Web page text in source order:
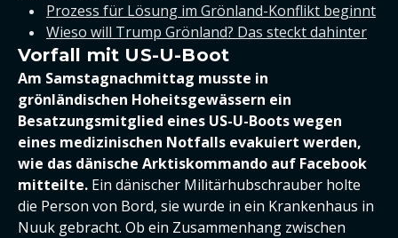
Prozess für Lösung im Grönland-Konflikt beginnt
Wieso will Trump Grönland? Das steckt dahinter
Vorfall mit US-U-Boot
Am Samstagnachmittag musste in
grönländischen Hoheitsgewässern ein
Besatzungsmitglied eines US-U-Boots wegen
eines medizinischen Notfalls evakuiert werden,
wie das dänische Arktiskommando auf Facebook
mitteilte. Ein dänischer Militärhubschrauber holte
die Person von Bord, sie wurde in ein Krankenhaus in
Nuuk gebracht. Ob ein Zusammenhang zwischen